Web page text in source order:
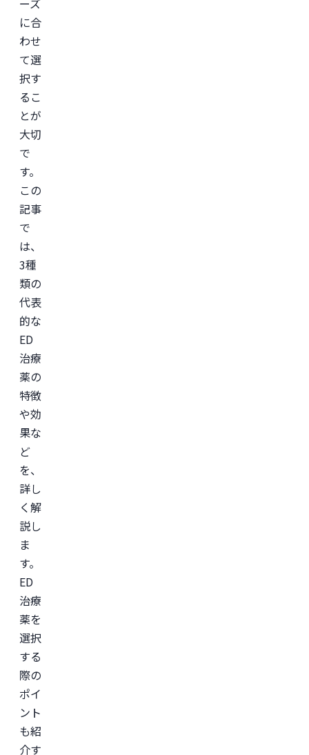
に合
わせ
て選
択す
るこ
とが
大切
で
す。
この
記事
で
は、
3種
類の
代表
的な
ED
治療
薬の
特徴
や効
果な
ど
を、
詳し
く解
説し
ま
す。
ED
治療
薬を
選択
する
際の
ポイ
ント
も紹
介す